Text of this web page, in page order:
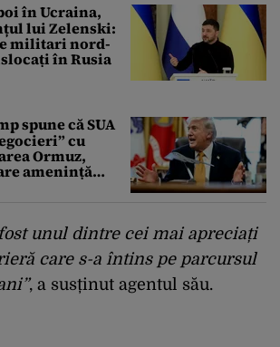
în Ucraina,
lui Zelenski:
militari nord-
în Rusia
spune că SUA
cu
Ormuz,
amenință
petrolului
unul dintre cei mai apreciați
care s-a întins pe parcursul
, a susținut agentul său.